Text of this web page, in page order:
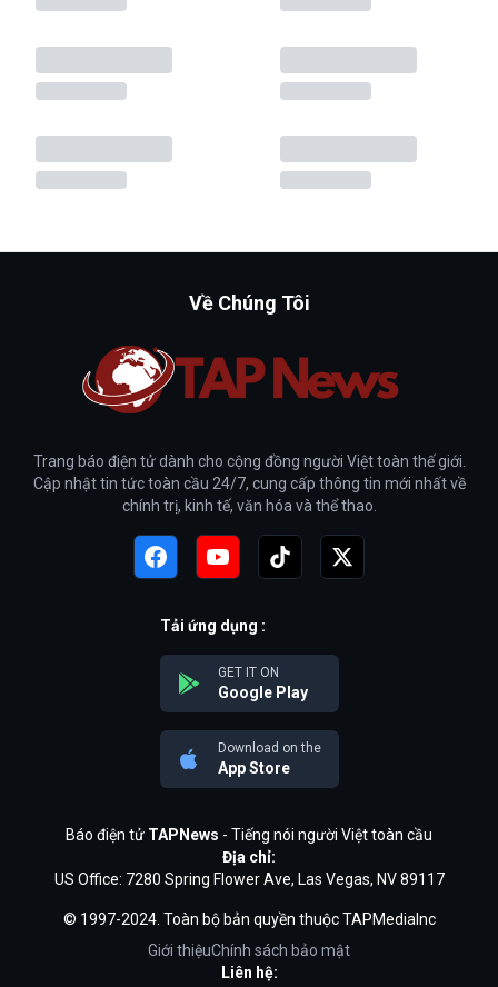
Về Chúng Tôi
Trang báo điện tử dành cho cộng đồng người Việt toàn thế giới.
Cập nhật tin tức toàn cầu 24/7, cung cấp thông tin mới nhất về
chính trị, kinh tế, văn hóa và thể thao.
Tải ứng dụng :
GET IT ON
Google Play
Download on the
App Store
Báo điện tử TAPNews - Tiếng nói người Việt toàn cầu
Địa chỉ:
US Office: 7280 Spring Flower Ave, Las Vegas, NV 89117
© 1997-2024. Toàn bộ bản quyền thuộc TAPMediaInc
Giới thiệuChính sách bảo mật
Liên hệ: